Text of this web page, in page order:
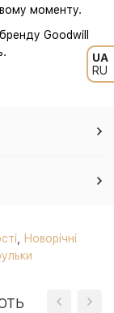
UA
RU
моменту.
Goodwill
Новорічні